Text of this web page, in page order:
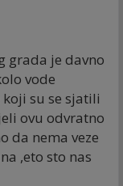
grada je davno
vode
su se sjatili
ovu odvratno
da nema veze
,eto sto nas